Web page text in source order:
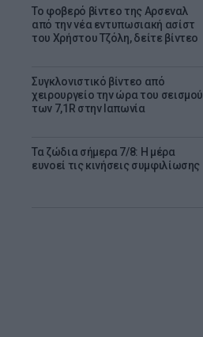
Το φοβερό βίντεο της Αρσεναλ
από την νέα εντυπωσιακή ασίστ
του Χρήστου Τζόλη, δείτε βίντεο
Συγκλονιστικό βίντεο από
χειρουργείο την ώρα του σεισμού
των 7,1R στην Ιαπωνία
Τα ζώδια σήμερα 7/8: Η μέρα
ευνοεί τις κινήσεις συμφιλίωσης